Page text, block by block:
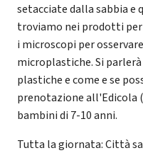
setacciate dalla sabbia e
troviamo nei prodotti
i microscopi per
microplastiche. Si
plastiche e come e se
prenotazione all'Edicola
bambini di 7-10 anni.
Tutta la giornata: Città